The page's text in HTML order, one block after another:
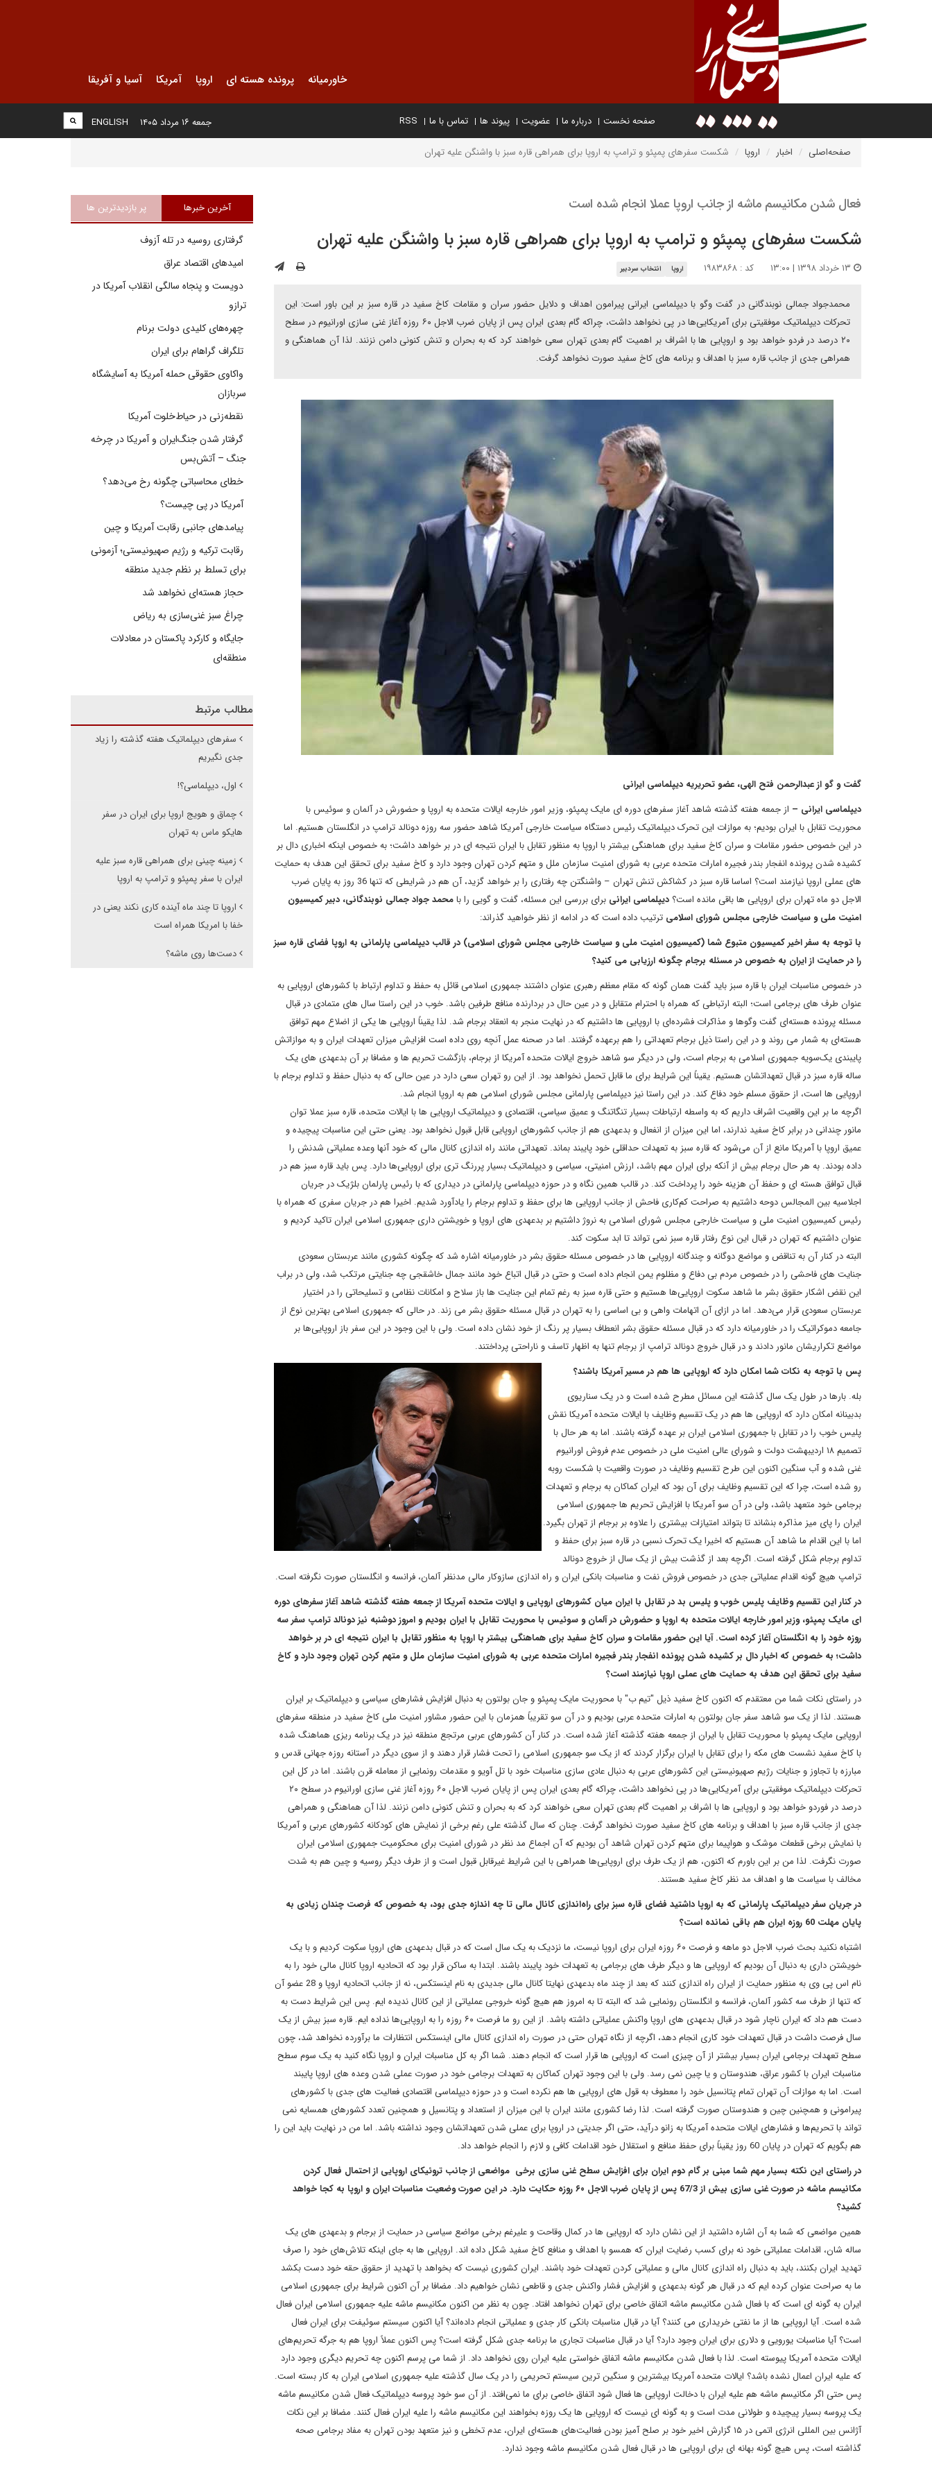
خاورمیانه پرونده هسته ای اروپا آمریکا آسیا و آفریقا
صفحه نخست درباره ما عضویت پیوند ها تماس با ما RSS
ENGLISH جمعه ۱۶ مرداد ۱۴۰۵
صفحه‌اصلی اخبار اروپا شکست سفرهای پمپئو و ترامپ به اروپا برای همراهی قاره سبز با واشنگن علیه تهران
فعال شدن مکانیسم ماشه از جانب اروپا عملا انجام شده است
شکست سفرهای پمپئو و ترامپ به اروپا برای همراهی قاره سبز با واشنگن علیه تهران
کد : ۱۹۸۳۸۶۸ اروپا انتخاب سردبیر
محمدجواد جمالی نوبندگانی در گفت وگو با دیپلماسی ایرانی پیرامون اهداف و دلایل حضور سران و مقامات کاخ سفید در قاره سبز بر این باور است: این
تحرکات دیپلماتیک موفقیتی برای آمریکایی‌ها در پی نخواهد داشت، چراکه گام بعدی ایران پس از پایان ضرب الاجل ۶۰ روزه آغاز غنی سازی اورانیوم در سطح
۲۰ درصد در فردو خواهد بود و اروپایی ها با اشراف بر اهمیت گام بعدی تهران سعی خواهند کرد که به بحران و تنش کنونی دامن نزنند. لذا آن هماهنگی و
همراهی جدی از جانب قاره سبز با اهداف و برنامه های کاخ سفید صورت نخواهد گرفت.
گفت و گو از عبدالرحمن فتح الهی، عضو تحریریه دیپلماسی ایرانی
دیپلماسی ایرانی – از جمعه هفته گذشته شاهد آغاز سفرهای دوره ای مایک پمپئو، وزیر امور خارجه ایالات متحده به اروپا و حضورش در آلمان و سوئیس با
محوریت تقابل با ایران بودیم؛ به موازات این تحرک دیپلماتیک رئیس دستگاه سیاست خارجی آمریکا شاهد حضور سه روزه دونالد ترامپ در انگلستان هستیم. اما
در این خصوص حضور مقامات و سران کاخ سفید برای هماهنگی بیشتر با اروپا به منظور تقابل با ایران نتیجه ای در بر خواهد داشت؛ به خصوص اینکه اخباری دال بر
کشیده شدن پرونده انفجار بندر فجیره امارات متحده عربی به شورای امنیت سازمان ملل و متهم کردن تهران وجود دارد و کاخ سفید برای تحقق این هدف به حمایت
های عملی اروپا نیازمند است؟ اساسا قاره سبز در کشاکش تنش تهران – واشنگتن چه رفتاری را بر خواهد گزید، آن هم در شرایطی که تنها 36 روز به پایان ضرب
الاجل دو ماه تهران برای اروپایی ها باقی مانده است؟ دیپلماسی ایرانی برای بررسی این مسئله، گفت و گویی را بامحمد جواد جمالی نوبندگانی، دبیر کمیسیون
امنیت ملی و سیاست خارجی مجلس شورای اسلامی ترتیب داده است که در ادامه از نظر خواهید گذراند:
با توجه به سفر اخیر کمیسیون متبوع شما (کمیسیون امنیت ملی و سیاست خارجی مجلس شورای اسلامی) در قالب دیپلماسی پارلمانی به اروپا فضای قاره سبز
را در حمایت از ایران به خصوص در مسئله برجام چگونه ارزیابی می کنید؟
در خصوص مناسبات ایران با قاره سبز باید گفت همان گونه که مقام معظم رهبری عنوان داشتند جمهوری اسلامی قائل به حفظ و تداوم ارتباط با کشورهای اروپایی به
عنوان طرف های برجامی است؛ البته ارتباطی که همراه با احترام متقابل و در عین حال در بردارنده منافع طرفین باشد. خوب در این راستا سال های متمادی در قبال
مسئله پرونده هسته‌ای گفت وگوها و مذاکرات فشرده‌ای با اروپایی ها داشتیم که در نهایت منجر به انعقاد برجام شد. لذا یقیناً اروپایی ها یکی از اضلاع مهم توافق
هسته‌ای به شمار می روند و در این راستا ذیل برجام تعهداتی را هم برعهده گرفتند. اما در صحنه عمل آنچه روی داده است افزایش میزان تعهدات ایران و به موازاتش
پایبندی یک‌سویه جمهوری اسلامی به برجام است، ولی در دیگر سو شاهد خروج ایالات متحده آمریکا از برجام، بازگشت تحریم ها و مضافا بر آن بدعهدی های یک
ساله قاره سبز در قبال تعهداتشان هستیم. یقیناً این شرایط برای ما قابل تحمل نخواهد بود. از این رو تهران سعی دارد در عین حالی که به دنبال حفظ و تداوم برجام با
اروپایی ها است، از حقوق مسلم خود دفاع کند. در این راستا نیز دیپلماسی پارلمانی مجلس شورای اسلامی هم به اروپا انجام شد.
اگرچه ما بر این واقعیت اشراف داریم که به واسطه ارتباطات بسیار تنگاتنگ و عمیق سیاسی، اقتصادی و دیپلماتیک اروپایی ها با ایالات متحده، قاره سبز عملا توان
مانور چندانی در برابر کاخ سفید ندارند، اما این میزان از انفعال و بدعهدی هم از جانب کشورهای اروپایی قابل قبول نخواهد بود. یعنی حتی این مناسبات پیچیده و
عمیق اروپا با آمریکا مانع از آن می‌شود که قاره سبز به تعهدات حداقلی خود پایبند بماند. تعهداتی مانند راه اندازی کانال مالی که خود آنها وعده عملیاتی شدنش را
داده بودند. به هر حال برجام بیش از آنکه برای ایران مهم باشد، ارزش امنیتی، سیاسی و دیپلماتیک بسیار پررنگ تری برای اروپایی‌ها دارد. پس باید قاره سبز هم در
قبال توافق هسته ای و حفظ آن هزینه خود را پرداخت کند. در قالب همین نگاه و در حوزه دیپلماسی پارلمانی در دیداری که با رئیس پارلمان بلژیک در جریان
اجلاسیه بین المجالس دوحه داشتیم به صراحت کم‌کاری فاحش از جانب اروپایی ها برای حفظ و تداوم برجام را یادآورد شدیم. اخیرا هم در جریان سفری که همراه با
رئیس کمیسیون امنیت ملی و سیاست خارجی مجلس شورای اسلامی به نروژ داشتیم بر بدعهدی های اروپا و خویشتن داری جمهوری اسلامی ایران تاکید کردیم و
عنوان داشتیم که تهران در قبال این نوع رفتار قاره سبز نمی تواند تا ابد سکوت کند.
البته در کنار آن به تناقض و مواضع دوگانه و چندگانه اروپایی ها در خصوص مسئله حقوق بشر در خاورمیانه اشاره شد که چگونه کشوری مانند عربستان سعودی
جنایت های فاحشی را در خصوص مردم بی دفاع و مظلوم یمن انجام داده است و حتی در قبال اتباع خود مانند جمال خاشقجی چه جنایتی مرتکب شد، ولی در براب
این نقض اشکار حقوق بشر ما شاهد سکوت اروپایی‌ها هستیم و حتی قاره سبز به رغم تمام این جنایت ها باز سلاح و امکانات نظامی و تسلیحاتی را در اختیار
عربستان سعودی قرار می‌دهد. اما در ازای آن اتهامات واهی و بی اساسی را به تهران در قبال مسئله حقوق بشر می زند. در حالی که جمهوری اسلامی بهترین نوع از
جامعه دموکراتیک را در خاورمیانه دارد که در قبال مسئله حقوق بشر انعطاف بسیار پر رنگ از خود نشان داده است. ولی با این وجود در این سفر باز اروپایی‌ها بر
مواضع تکراریشان مانور دادند و در قبال خروج دونالد ترامپ از برجام تنها به اظهار تاسف و ناراحتی پرداختند.
پس با توجه به نکات شما امکان دارد که اروپایی ها هم در مسیر آمریکا باشند؟
بله. بارها در طول یک سال گذشته این مسائل مطرح شده است و در یک سناریوی
بدبینانه امکان دارد که اروپایی ها هم در یک تقسیم وظایف با ایالات متحده آمریکا نقش
پلیس خوب را در تقابل با جمهوری اسلامی ایران بر عهده گرفته باشند. اما به هر حال با
تصمیم ۱۸ اردیبهشت دولت و شورای عالی امنیت ملی در خصوص عدم فروش اورانیوم
غنی شده و آب سنگین اکنون این طرح تقسیم وظایف در صورت واقعیت با شکست روبه
رو شده است، چرا که این تقسیم وظایف برای آن بود که ایران کماکان به برجام و تعهدات
برجامی خود متعهد باشد، ولی در آن سو آمریکا با افزایش تحریم ها جمهوری اسلامی
ایران را پای میز مذاکره بنشاند تا بتواند امتیازات بیشتری را علاوه بر برجام از تهران بگیرد.
اما با این اقدام ما شاهد آن هستیم که اخیرا یک تحرک نسبی در قاره سبز برای حفظ و
تداوم برجام شکل گرفته است. اگرچه بعد از گذشت بیش از یک سال از خروج دونالد
ترامپ هیچ گونه اقدام عملیاتی جدی در خصوص فروش نفت و مناسبات بانکی ایران و راه اندازی سازوکار مالی مدنظر آلمان، فرانسه و انگلستان صورت نگرفته است.
در کنار این تقسیم وظایف پلیس خوب و پلیس بد در تقابل با ایران میان کشورهای اروپایی و ایالات متحده آمریکا از جمعه هفته گذشته شاهد آغاز سفرهای دوره
ای مایک پمپئو، وزیر امور خارجه ایالات متحده به اروپا و حضورش در آلمان و سوئیس با محوریت تقابل با ایران بودیم و امروز دوشنبه نیز دونالد ترامپ سفر سه
روزه خود را به انگلستان آغاز کرده است. آیا این حضور مقامات و سران کاخ سفید برای هماهنگی بیشتر با اروپا به منظور تقابل با ایران نتیجه ای در بر خواهد
داشت؛ به خصوص که اخبار دال بر کشیده شدن پرونده انفجار بندر فجیره امارات متحده عربی به شورای امنیت سازمان ملل و متهم کردن تهران وجود دارد و کاخ
سفید برای تحقق این هدف به حمایت های عملی اروپا نیازمند است؟
در راستای نکات شما من معتقدم که اکنون کاخ سفید ذیل "تیم ب" با محوریت مایک پمپئو و جان بولتون به دنبال افزایش فشارهای سیاسی و دیپلماتیک بر ایران
هستند. لذا از یک سو شاهد سفر جان بولتون به امارات متحده عربی بودیم و در آن سو تقریباً همزمان با این حضور مشاور امنیت ملی کاخ سفید در منطقه سفرهای
اروپایی مایک پمپئو با محوریت تقابل با ایران از جمعه هفته گذشته آغاز شده است. در کنار آن کشورهای عربی مرتجع منطقه نیز در یک برنامه ریزی هماهنگ شده
با کاخ سفید نشست های مکه را برای تقابل با ایران برگزار کردند که از یک سو جمهوری اسلامی را تحت فشار قرار دهند و از سوی دیگر در آستانه روزه جهانی قدس و
مبارزه با تجاوز و جنایات رژیم صهیونیستی این کشورهای عربی به دنبال عادی سازی مناسبات خود با تل آویو و مقدمات رونمایی از معامله قرن باشند. اما در کل این
تحرکات دیپلماتیک موفقیتی برای آمریکایی‌ها در پی نخواهد داشت، چراکه گام بعدی ایران پس از پایان ضرب الاجل ۶۰ روزه آغاز غنی سازی اورانیوم در سطح ۲۰
درصد در فوردو خواهد بود و اروپایی ها با اشراف بر اهمیت گام بعدی تهران سعی خواهند کرد که به بحران و تنش کنونی دامن نزنند. لذا آن هماهنگی و همراهی
جدی از جانب قاره سبز با اهداف و برنامه های کاخ سفید صورت نخواهد گرفت. چنان که سال گذشته علی رغم برخی از نمایش های کودکانه کشورهای عربی و آمریکا
با نمایش برخی قطعات موشک و هواپیما برای متهم کردن تهران شاهد آن بودیم که آن اجماع مد نظر در شورای امنیت برای محکومیت جمهوری اسلامی ایران
صورت نگرفت. لذا من بر این باورم که اکنون، هم از یک طرف برای اروپایی‌ها همراهی با این شرایط غیرقابل قبول است و از طرف دیگر روسیه و چین هم به شدت
مخالف با سیاست ها و اهداف مد نظر کاخ سفید هستند.
در جریان سفر دیپلماتیک پارلمانی که به اروپا داشتید فضای قاره سبز برای راه‌اندازی کانال مالی تا چه اندازه جدی بود، به خصوص که فرصت چندان زیادی به
پایان مهلت 60 روزه ایران هم باقی نمانده است؟
اشتباه نکنید بحث ضرب الاجل دو ماهه و فرصت ۶۰ روزه ایران برای اروپا نیست، ما نزدیک به یک سال است که در قبال بدعهدی های اروپا سکوت کردیم و با یک
خویشتن داری به دنبال آن بودیم که اروپایی ها و دیگر طرف های برجامی به تعهدات خود پایبند باشند. ابتدا به ساکن قرار بود که اتحادیه اروپا کانال مالی خود را به
نام اس پی وی به منظور حمایت از ایران راه اندازی کنند که بعد از چند ماه بدعهدی نهایتا کانال مالی جدیدی به نام اینستکس، نه از جانب اتحادیه اروپا و 28 عضو آن
که تنها از طرف سه کشور آلمان، فرانسه و انگلستان رونمایی شد که البته تا به امروز هم هیچ گونه خروجی عملیاتی از این کانال ندیده ایم. پس این شرایط دست به
دست هم داد که ایران ناچار شود در قبال بدعهدی های اروپا واکنش عملیاتی داشته باشد. از این رو ما فرصت ۶۰ روزه را به اروپایی‌ها نداده ایم. قاره سبز بیش از یک
سال فرصت داشت در قبال تعهدات خود کاری انجام دهد، اگرچه از نگاه تهران حتی در صورت راه اندازی کانال مالی اینستکس انتظارات ما برآورده نخواهد شد، چون
سطح تعهدات برجامی ایران بسیار بیشتر از آن چیزی است که اروپایی ها قرار است که انجام دهند. شما اگر به کل مناسبات ایران و اروپا نگاه کنید به یک سوم سطح
مناسبات ایران با کشور عراق، هندوستان و یا چین نمی رسد. ولی با این وجود تهران کماکان به تعهدات برجامی خود در صورت عملی شدن وعده های اروپا پایبند
است. اما به موازات آن تهران تمام پتانسیل خود را معطوف به قول های اروپایی ها هم نکرده است و در حوزه دیپلماسی اقتصادی فعالیت های جدی با کشورهای
پیرامونی و همچنین چین و هندوستان صورت گرفته است. لذا رضا کشوری مانند ایران با این میزان از استعداد و پتانسیل و همچنین تعدد کشورهای همسایه نمی
تواند با تحریم‌ها و فشارهای ایالات متحده آمریکا به زانو درآید، حتی اگر جدیتی در اروپا برای عملی شدن تعهداتشان وجود نداشته باشد. اما من در نهایت باید این را
هم بگویم که تهران در پایان 60 روز یقیناً برای حفظ منافع و استقلال خود اقدامات کافی و لازم را انجام خواهد داد.
در راستای این نکته بسیار مهم شما مبنی بر گام دوم ایران برای افزایش سطح غنی سازی برخی مواضعی از جانب تروئیکای اروپایی از احتمال فعال کردن
مکانیسم ماشه در صورت غنی سازی بیش از 67/3 پس از پایان ضرب الاجل ۶۰ روزه حکایت دارد. در این صورت وضعیت مناسبات ایران و اروپا به کجا خواهد
کشید؟
همین مواضعی که شما به آن اشاره داشتید از این نشان دارد که اروپایی ها در کمال وقاحت و علیرغم برخی مواضع سیاسی در حمایت از برجام و بدعهدی های یک
ساله شان، اقدامات عملیاتی خود نه برای کسب رضایت ایران که همسو با اهداف و منافع کاخ سفید شکل داده اند. اروپایی ها به جای اینکه تلاش‌های خود را صرف
تهدید ایران بکنند، باید به دنبال راه اندازی کانال مالی و عملیاتی کردن تعهدات خود باشند. ایران کشوری نیست که بخواهد با تهدید از حقوق حقه خود دست بکشد
ما به صراحت عنوان کرده ایم که در قبال هر گونه بدعهدی و افزایش فشار واکنش جدی و قاطعی نشان خواهیم داد. مضافا بر آن اکنون شرایط برای جمهوری اسلامی
ایران به گونه ای است که با فعال شدن مکانیسم ماشه اتفاق خاصی برای تهران نخواهد افتاد. چون به نظر من اکنون مکانیسم ماشه علیه جمهوری اسلامی ایران فعال
شده است. آیا اروپایی ها از ما نفتی خریداری می کنند؟ آیا در قبال مناسبات بانکی کار جدی و عملیاتی انجام داده‌اند؟ آیا اکنون سیستم سوئیفت برای ایران فعال
است؟ آیا مناسبات یورویی و دلاری برای ایران وجود دارد؟ آیا در قبال مناسبات تجاری ما برنامه جدی شکل گرفته است؟ پس اکنون عملاً اروپا هم به جرگه تحریم‌های
ایالات متحده آمریکا پیوسته است. لذا با فعال شدن مکانیسم ماشه اتفاق خواستی علیه ایران روی نخواهد داد. از شما می پرسم اکنون چه تحریم دیگری وجود دارد
که علیه ایران اعمال نشده باشد؟ ایالات متحده آمریکا بیشترین و سنگین ترین سیستم تحریمی را در یک سال گذشته علیه جمهوری اسلامی ایران به کار بسته است.
پس حتی اگر مکانیسم ماشه هم علیه ایران با دخالت اروپایی ها فعال شود اتفاق خاصی برای ما نمی‌افتد. از آن سو خود پروسه دیپلماتیک فعال شدن مکانیسم ماشه
یک پروسه بسیار پیچیده و طولانی مدت است و به گونه ای نیست که اروپایی ها یک روزه بخواهند این مکانیسم ماشه را علیه ایران فعال کنند. مضافا بر این نکات
آژانس بین المللی انرژی اتمی در ۱۵ گزارش اخیر خود بر صلح آمیز بودن فعالیت‌های هسته‌ای ایران، عدم تخطی و نیز متعهد بودن تهران به مفاد برجامی صحه
گذاشته است، پس هیچ گونه بهانه ای برای اروپایی ها در قبال فعال شدن مکانیسم ماشه وجود ندارد.
آخرین خبرها پر بازدیدترین ها
گرفتاری روسیه در تله آزوف
امیدهای اقتصاد عراق
دویست و پنجاه سالگی انقلاب آمریکا در
ترازو
چهره‌های کلیدی دولت برنام
تلگراف گراهام برای ایران
واکاوی حقوقی حمله آمریکا به آسایشگاه
سربازان
نقطه‌زنی در حیاط‌خلوت آمریکا
گرفتار شدن جنگ‌ایران و آمریکا در چرخه
جنگ – آتش‌بس
خطای محاسباتی چگونه رخ می‌دهد؟
آمریکا در پی چیست؟
پیامدهای جانبی رقابت آمریکا و چین
رقابت ترکیه و رژیم صهیونیستی؛ آزمونی
برای تسلط بر نظم جدید منطقه
حجاز هسته‌ای نخواهد شد
چراغ سبز غنی‌سازی به ریاض
جایگاه و کارکرد پاکستان در معادلات
منطقه‌ای
مطالب مرتبط
سفرهای دیپلماتیک هفته گذشته را زیاد
جدی نگیریم
اول، دیپلماسی؟!
چماق و هویج اروپا برای ایران در سفر
هایکو ماس به تهران
زمینه چینی برای همراهی قاره سبز علیه
ایران با سفر پمپئو و ترامپ به اروپا
اروپا تا چند ماه آینده کاری نکند یعنی در
خفا با امریکا همراه است
دست‌ها روی ماشه؟